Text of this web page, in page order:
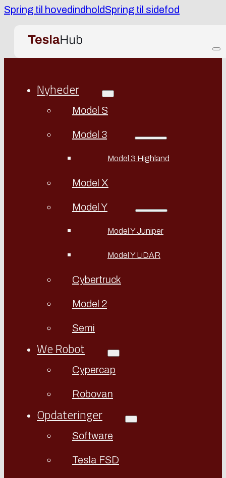
Spring til hovedindholdSpring til sidefod
Nyheder
Model S
Model 3
Model 3 Highland
Model X
Model Y
Model Y Juniper
Model Y LiDAR
Cybertruck
Model 2
Semi
We Robot
Cypercap
Robovan
Opdateringer
Software
Tesla FSD